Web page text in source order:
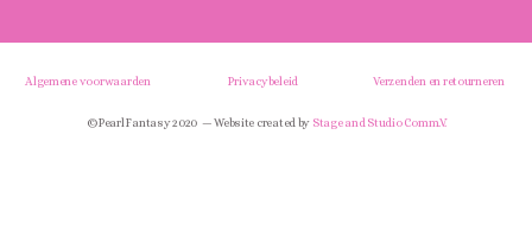
Algemene voorwaarden Privacybeleid Verzenden en retourneren
© Pearl Fantasy 2020 — Website created by Stage and Studio Comm.V.